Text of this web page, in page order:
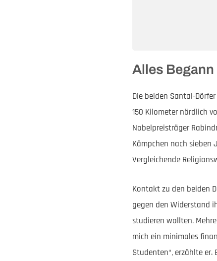
Alles
Die beiden Santal-
150 Kilometer nördlich
Nobelpreisträger
Kämpchen nach
Vergleichende
Kontakt zu den beiden
gegen den Widerstand
studieren wollten.
mich ein minimales
Studenten“, erzählte